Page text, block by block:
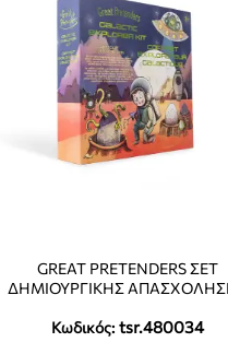
Κωδικός: tsr.480034
GREAT PRETENDERS ΣΕΤ
ΔΗΜΙΟΥΡΓΙΚΉΣ